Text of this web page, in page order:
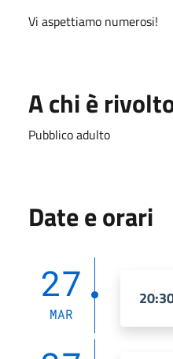
Vi aspettiamo numerosi!
A chi è
Pubblico adulto
Date e orari
27
MAR